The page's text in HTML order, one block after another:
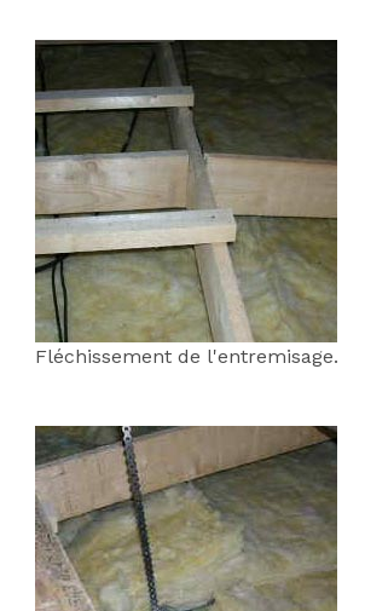
Fléchissement de l'entremisage.